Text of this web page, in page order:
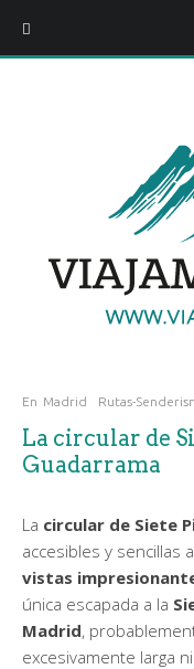
En Madrid Rutas-
La circular de
Guadarrama
La circular de Siete
accesibles y sencillas
vistas
única escapada a la
Madrid,
excesivamente larga